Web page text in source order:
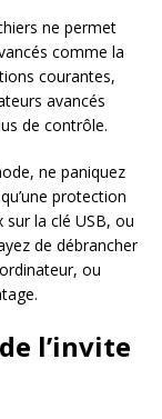
ne permet
comme la
courantes,
avancés
de contrôle.
ne paniquez
protection
la clé USB, ou
de débrancher
ou
l’invite